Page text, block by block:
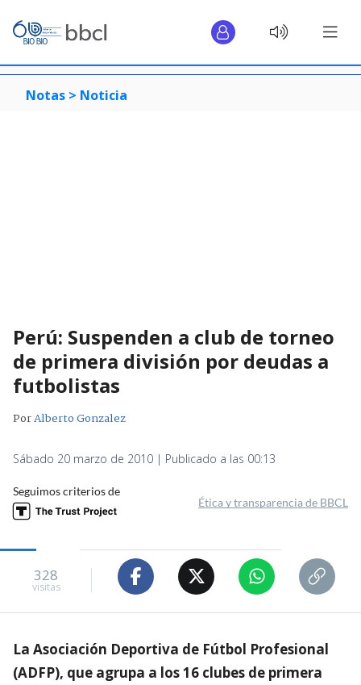
Notas > Noticia
Perú: Suspenden a club de torneo
de primera división por deudas a
futbolistas
PorAlberto Gonzalez
Sábado 20 marzo de 2010 | Publicado a las 00:13
Seguimos criterios de
Ética y transparencia de BBCL
328
visitas
La Asociación Deportiva de Fútbol Profesional
(ADFP), que agrupa a los 16 clubes de primera